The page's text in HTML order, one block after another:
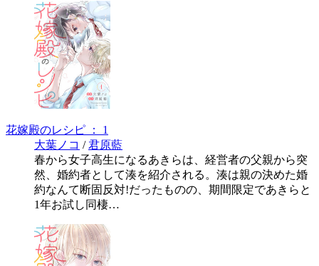
花嫁殿のレシピ ： 1
大葉ノコ /君原藍
春から女子高生になるあきらは、経営者の父親から突
然、婚約者として湊を紹介される。湊は親の決めた婚
約なんて断固反対!だったものの、期間限定であきらと
1年お試し同棲…